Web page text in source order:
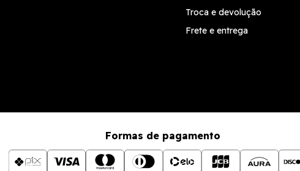
Troca e devolução
Frete e entrega
Formas de pagamento